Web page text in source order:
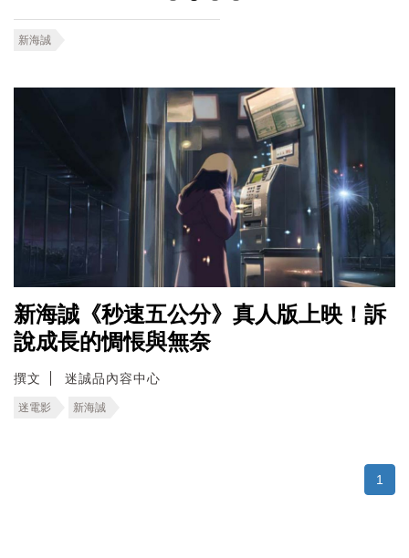
新海誠
新海誠《秒速五公分》真人版上映！訴
說成長的惆悵與無奈
撰文 迷誠品內容中心
迷電影 新海誠
1